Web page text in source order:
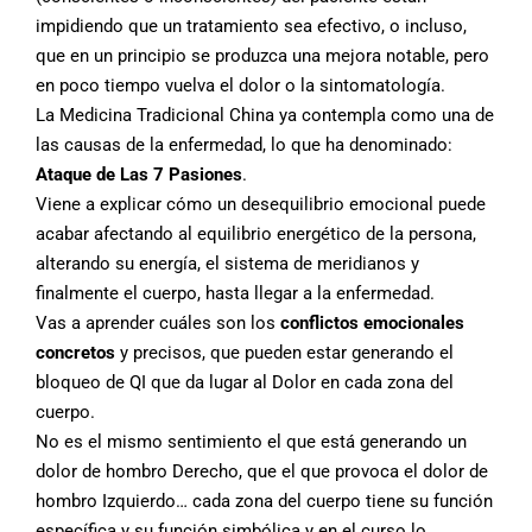
impidiendo que un tratamiento sea efectivo, o incluso,
que en un principio se produzca una mejora notable, pero
en poco tiempo vuelva el dolor o la sintomatología.
La Medicina Tradicional China ya contempla como una de
las causas de la enfermedad, lo que ha denominado:
Ataque de Las 7 Pasiones.
Viene a explicar cómo un desequilibrio emocional puede
acabar afectando al equilibrio energético de la persona,
alterando su energía, el sistema de meridianos y
finalmente el cuerpo, hasta llegar a la enfermedad.
Vas a aprender cuáles son los conflictos emocionales
concretos y precisos, que pueden estar generando el
bloqueo de QI que da lugar al Dolor en cada zona del
cuerpo.
No es el mismo sentimiento el que está generando un
dolor de hombro Derecho, que el que provoca el dolor de
hombro Izquierdo… cada zona del cuerpo tiene su función